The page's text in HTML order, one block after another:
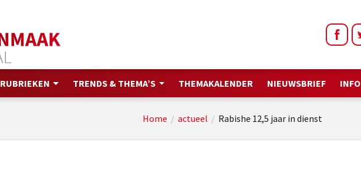
RUBRIEKEN TRENDS & THEMA’S THEMAKALENDER NIEUWSBRIEF INFO
Home / actueel / Rabishe 12,5 jaar in dienst